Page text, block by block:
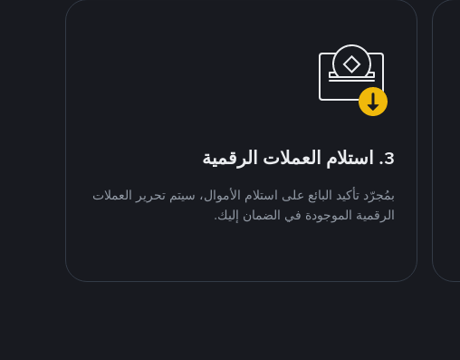
3. استلام العملات الرقمية
بمُجرّد تأكيد البائع على استلام الأموال، سيتم تحرير العملات
الرقمية الموجودة في الضمان إليك.